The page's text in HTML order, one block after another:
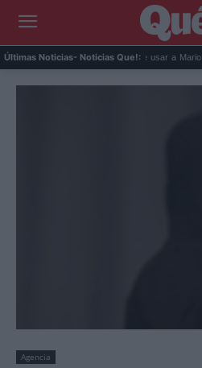
Últimas Noticias- Noticias Que!:
a EEUU que deje de usar a Mario y Pokém...
Agencia